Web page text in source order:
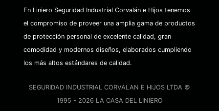
En Liniero Seguridad Industrial Corvalán e Hijos tenemos
el compromiso de proveer una amplia gama de productos
de protección personal de excelente calidad, gran
comodidad y modernos diseños, elaborados cumpliendo
los más altos estándares de calidad.
SEGURIDAD INDUSTRIAL CORVALAN E HIJOS LTDA ©
1995 - 2026 LA CASA DEL LINIERO